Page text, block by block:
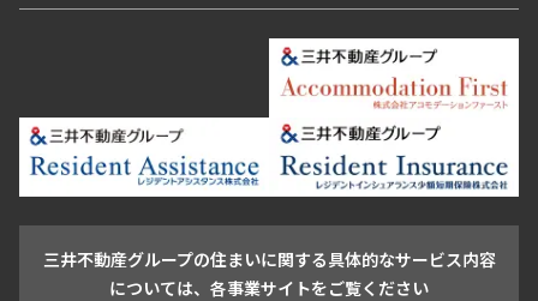
市ヶ谷・神楽坂・飯田橋
三田・芝・浜松町
月島・勝どき・豊洲
本郷・春日・小石川
新宿・代々木
目白・高田馬場・早稲田
池尻大橋・三軒茶屋
祐天寺・学芸大学・自由が丘
駒沢・用賀・二子玉川
成城・砧
池袋・板橋・王子
青山 渋谷 東京・大手町 新宿 品川
目黒・中目黒
江東区 台東区 墨田区
中野区
練馬区 荒川区
足立区
葛飾区
江戸川区
三井不動産グループの住まいに関する具体的なサービス内容
については、各事業サイトをご覧ください